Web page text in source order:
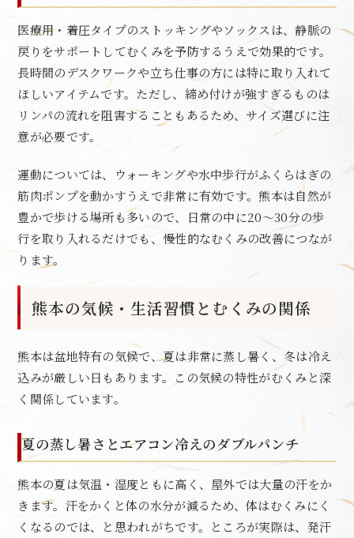
医療用・着圧タイプのストッキングやソックスは、静脈の
戻りをサポートしてむくみを予防するうえで効果的です。
長時間のデスクワークや立ち仕事の方には特に取り入れて
ほしいアイテムです。ただし、締め付けが強すぎるものは
リンパの流れを阻害することもあるため、サイズ選びに注
意が必要です。
運動については、ウォーキングや水中歩行がふくらはぎの
筋肉ポンプを動かすうえで非常に有効です。熊本は自然が
豊かで歩ける場所も多いので、日常の中に20〜30分の歩
行を取り入れるだけでも、慢性的なむくみの改善につなが
ります。
熊本の気候・生活習慣とむくみの関係
熊本は盆地特有の気候で、夏は非常に蒸し暑く、冬は冷え
込みが厳しい日もあります。この気候の特性がむくみと深
く関係しています。
夏の蒸し暑さとエアコン冷えのダブルパンチ
熊本の夏は気温・湿度ともに高く、屋外では大量の汗をか
きます。汗をかくと体の水分が減るため、体はむくみにく
くなるのでは、と思われがちです。ところが実際は、発汗